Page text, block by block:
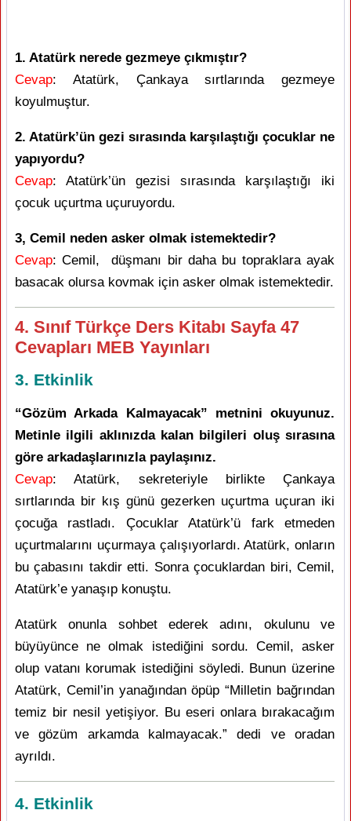
1. Atatürk nerede gezmeye çıkmıştır?
Cevap: Atatürk, Çankaya sırtlarında gezmeye
koyulmuştur.
2. Atatürk’ün gezi sırasında karşılaştığı çocuklar ne
yapıyordu?
Cevap: Atatürk’ün gezisi sırasında karşılaştığı iki
çocuk uçurtma uçuruyordu.
3, Cemil neden asker olmak istemektedir?
Cevap: Cemil, düşmanı bir daha bu topraklara ayak
basacak olursa kovmak için asker olmak istemektedir.
4. Sınıf Türkçe Ders Kitabı Sayfa 47
Cevapları MEB Yayınları
3. Etkinlik
“Gözüm Arkada Kalmayacak” metnini okuyunuz.
Metinle ilgili aklınızda kalan bilgileri oluş sırasına
göre arkadaşlarınızla paylaşınız.
Cevap: Atatürk, sekreteriyle birlikte Çankaya
sırtlarında bir kış günü gezerken uçurtma uçuran iki
çocuğa rastladı. Çocuklar Atatürk’ü fark etmeden
uçurtmalarını uçurmaya çalışıyorlardı. Atatürk, onların
bu çabasını takdir etti. Sonra çocuklardan biri, Cemil,
Atatürk’e yanaşıp konuştu.
Atatürk onunla sohbet ederek adını, okulunu ve
büyüyünce ne olmak istediğini sordu. Cemil, asker
olup vatanı korumak istediğini söyledi. Bunun üzerine
Atatürk, Cemil’in yanağından öpüp “Milletin bağrından
temiz bir nesil yetişiyor. Bu eseri onlara bırakacağım
ve gözüm arkamda kalmayacak.” dedi ve oradan
ayrıldı.
4. Etkinlik